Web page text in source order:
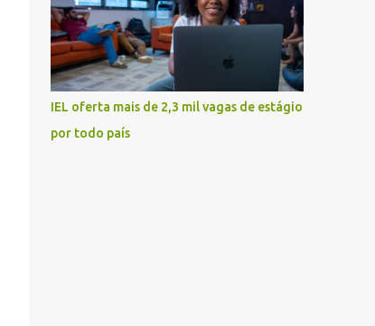
IEL oferta mais de 2,3 mil vagas de estágio
por todo país